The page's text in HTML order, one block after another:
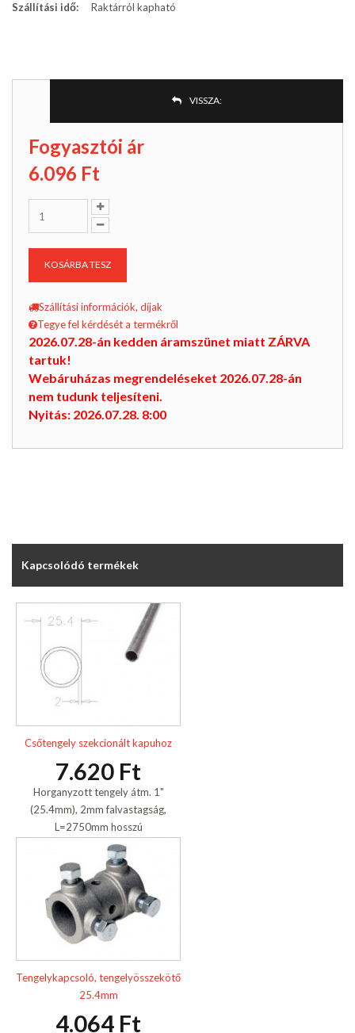
Szállítási idő:
Raktárról kapható
VISSZA:
Fogyasztói ár
6.096 Ft
KOSÁRBA TESZ
Szállítási információk, díjak
Tegye fel kérdését a termékről
2026.07.28-án kedden áramszünet miatt ZÁRVA
tartuk!
Webáruházas megrendeléseket 2026.07.28-án
nem tudunk teljesíteni.
Nyitás: 2026.07.28. 8:00
Kapcsolódó termékek
Csőtengely szekcionált kapuhoz
7.620 Ft
Horganyzott tengely átm. 1"
(25.4mm), 2mm falvastagság,
L=2750mm hosszú
Tengelykapcsoló, tengelyösszekötő
25.4mm
4.064 Ft